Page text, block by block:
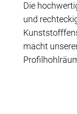
Die
und
macht